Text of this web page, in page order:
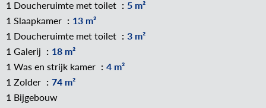
1 Doucheruimte met toilet
5 m²
1 Slaapkamer
13 m²
1 Doucheruimte met toilet
3 m²
1 Galerij
18 m²
1 Was en strijk kamer
4 m²
1 Zolder
74 m²
1 Bijgebouw